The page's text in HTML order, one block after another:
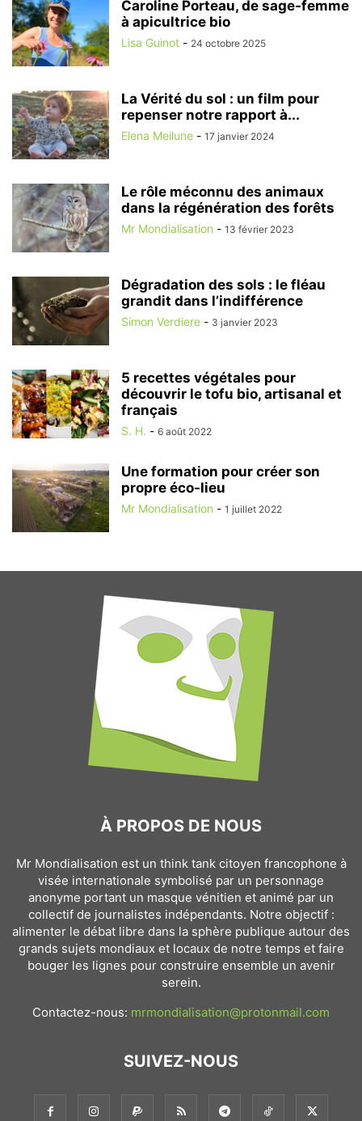
Caroline Porteau, de sage-femme
à apicultrice bio
Lisa Guinot - 24 octobre 2025
La Vérité du sol : un film pour
repenser notre rapport à...
Elena Meilune - 17 janvier 2024
Le rôle méconnu des animaux
dans la régénération des forêts
Mr Mondialisation - 13 février 2023
Dégradation des sols : le fléau
grandit dans l’indifférence
Simon Verdiere - 3 janvier 2023
5 recettes végétales pour
découvrir le tofu bio, artisanal et
français
S. H. - 6 août 2022
Une formation pour créer son
propre éco-lieu
Mr Mondialisation - 1 juillet 2022
À PROPOS DE NOUS
Mr Mondialisation est un think tank citoyen francophone à
visée internationale symbolisé par un personnage
anonyme portant un masque vénitien et animé par un
collectif de journalistes indépendants. Notre objectif :
alimenter le débat libre dans la sphère publique autour des
grands sujets mondiaux et locaux de notre temps et faire
bouger les lignes pour construire ensemble un avenir
serein.
Contactez-nous: mrmondialisation@protonmail.com
SUIVEZ-NOUS